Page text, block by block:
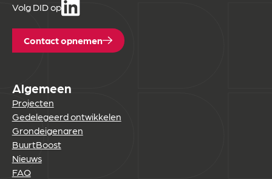
Volg DID op
Contact opnemen
Algemeen
Projecten
Gedelegeerd ontwikkelen
Grondeigenaren
BuurtBoost
Nieuws
FAQ